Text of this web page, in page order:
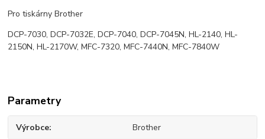
Pro tiskárny Brother
DCP-7030, DCP-7032E, DCP-7040, DCP-7045N, HL-2140, HL-
2150N, HL-2170W, MFC-7320, MFC-7440N, MFC-7840W
Parametry
Výrobce Brother